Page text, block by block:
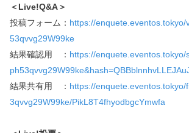
＜Live!Q&A＞
投稿フォーム： https://enquete.eventos.tokyo/
53qvvg29W99ke
結果確認用 ： https://enquete.eventos.tokyo/
結果共有用 ： https://
3qvvg29W99ke/PikL8T4fhyodbgcYmwfa